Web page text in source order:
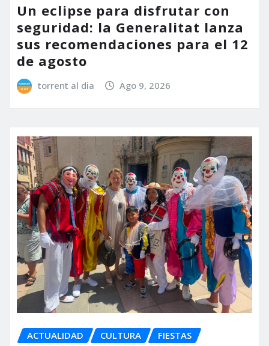
Un eclipse para disfrutar con
seguridad: la Generalitat lanza
sus recomendaciones para el 12
de agosto
torrent al dia Ago 9, 2026
ACTUALIDAD CULTURA FIESTAS